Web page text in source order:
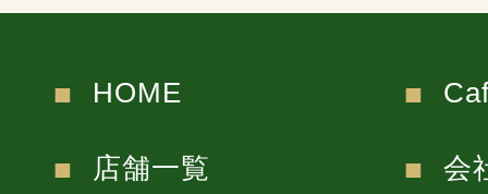
HOME
店舗一覧 会